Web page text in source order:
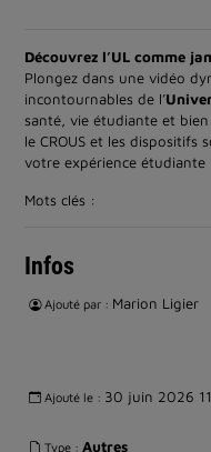
Découvrez l’UL comme
Plongez dans une vidéo
incontournables de l’
santé, vie étudiante et
le CROUS et les
votre expérience étudiante
Mots clés :
Infos
Ajouté par : Marion Ligier
Ajouté le : 30 juin 2026
Type : Autres